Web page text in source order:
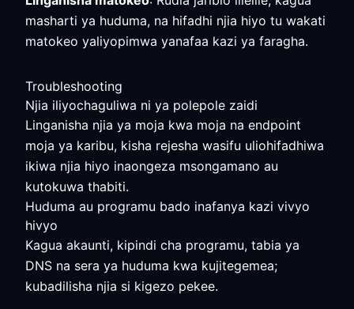
masharti ya huduma, na hifadhi njia hiyo tu wakati
matokeo yaliyopimwa yanafaa kazi ya faragha.
Troubleshooting
Njia iliyochaguliwa ni ya polepole zaidi
Linganisha njia ya moja kwa moja na endpoint
moja ya karibu, kisha rejesha wasifu uliohifadhiwa
ikiwa njia hiyo inaongeza msongamano au
kutokuwa thabiti.
Huduma au programu bado inafanya kazi vivyo
hivyo
Kagua akaunti, kipindi cha programu, tabia ya
DNS na sera ya huduma kwa kujitegemea;
kubadilisha njia si kigezo pekee.